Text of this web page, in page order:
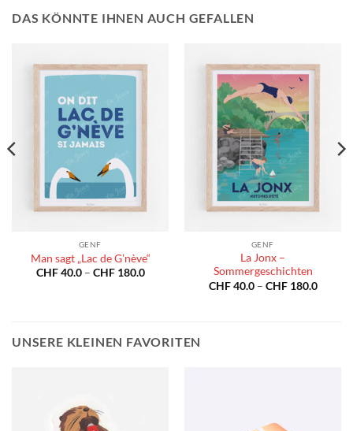
DAS KÖNNTE IHNEN AUCH GEFALLEN
GENF
Man sagt „Lac de G’nève“
CHF40.0 – CHF180.0Preisspanne:
GENF
La Jonx –
Sommergeschichten
CHF40.0 – CHF180.0
UNSERE KLEINEN FAVORITEN